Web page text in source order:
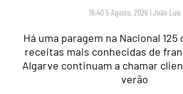
16:40 5 Agosto, 2026 |João Luís
Há uma paragem na Nacional 125
receitas mais conhecidas de
Algarve continuam a chamar
verão